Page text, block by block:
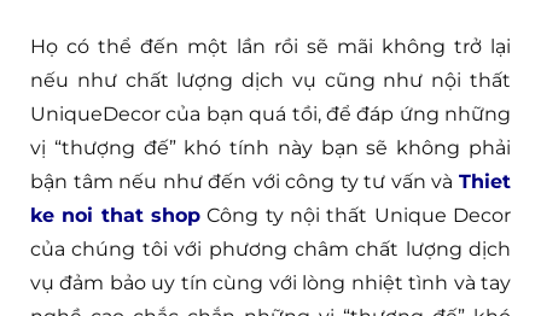
Họ có thể đến một lần rồi sẽ mãi không trở lại
nếu như chất lượng dịch vụ cũng như nội thất
UniqueDecor của bạn quá tồi, để đáp ứng những
vị “thượng đế” khó tính này bạn sẽ không phải
bận tâm nếu như đến với công ty tư vấn và Thiet
ke noi that shop Công ty nội thất Unique Decor
của chúng tôi với phương châm chất lượng dịch
vụ đảm bảo uy tín cùng với lòng nhiệt tình và tay